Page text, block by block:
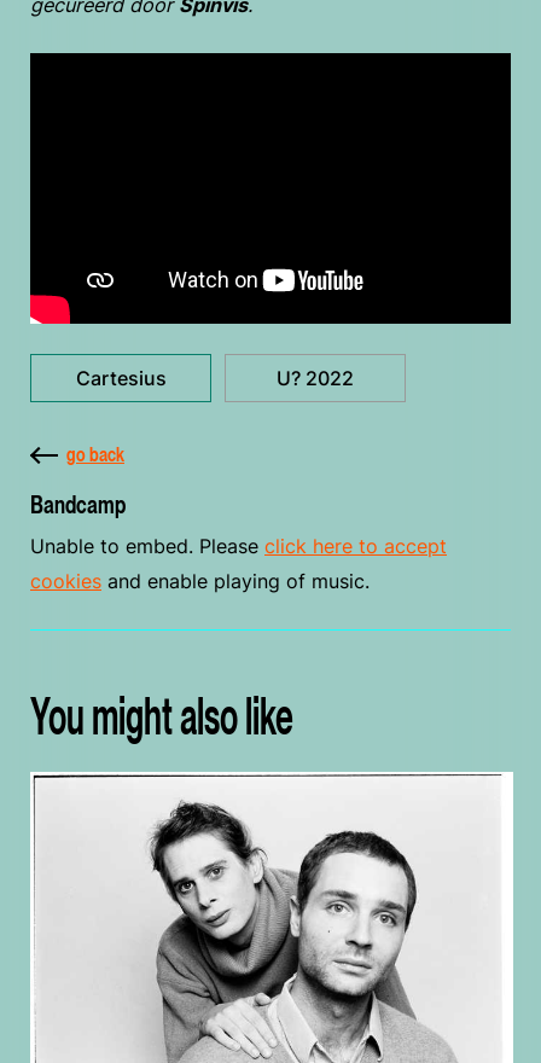
gecureerd door Spinvis.
Cartesius U? 2022
go back
Bandcamp
Unable to embed. Please click here to accept
cookies and enable playing of music.
You might also like